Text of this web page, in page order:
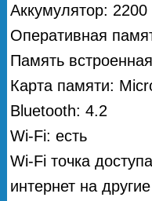
Аккумулятор:
Оперативная
Память
Карта памяти:
Bluetooth: 4.2
Wi-Fi: есть
Wi-Fi точка
интернет на